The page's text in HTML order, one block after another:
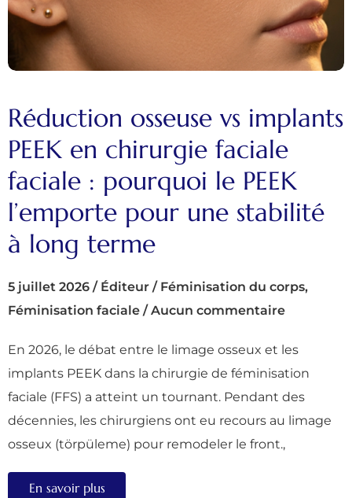
Réduction osseuse vs implants
PEEK en chirurgie faciale
faciale : pourquoi le PEEK
l’emporte pour une stabilité
à long terme
5 juillet 2026 / Éditeur / Féminisation du corps,
Féminisation faciale / Aucun commentaire
En 2026, le débat entre le limage osseux et les
implants PEEK dans la chirurgie de féminisation
faciale (FFS) a atteint un tournant. Pendant des
décennies, les chirurgiens ont eu recours au limage
osseux (törpüleme) pour remodeler le front.,
En savoir plus